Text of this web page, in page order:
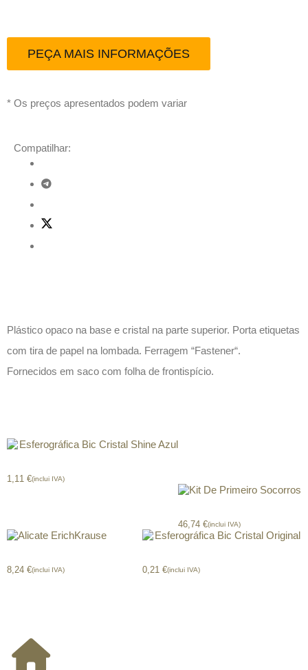
PEÇA MAIS INFORMAÇÕES
* Os preços apresentados podem variar
Compatilhar:
Plástico opaco na base e cristal na parte superior. Porta etiquetas
com tira de papel na lombada. Ferragem “Fastener“.
Fornecidos em saco com folha de frontispício.
1,11 €(inclui IVA)
46,74 €(inclui IVA)
8,24 €(inclui IVA) 0,21 €(inclui IVA)